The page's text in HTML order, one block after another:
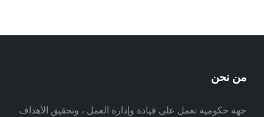
من نحن
جهة حكومية تعمل على قيادة وإدارة العمل ، وتحقيق الأهداف